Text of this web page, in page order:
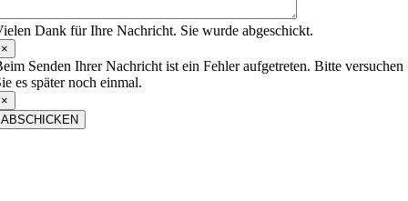
Dank für Ihre Nachricht. Sie wurde abgeschickt.
×
Senden Ihrer Nachricht ist ein Fehler aufgetreten. Bitte versuchen
es später noch einmal.
×
ABSCHICKEN